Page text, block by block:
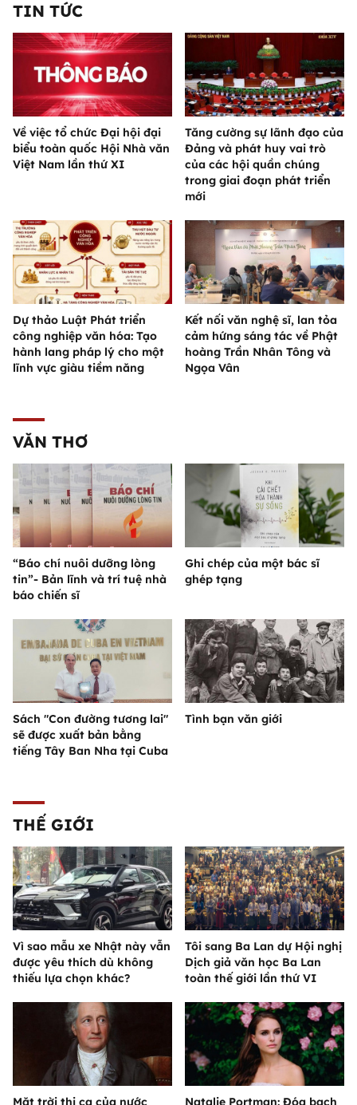
TIN TỨC
Về việc tổ chức Đại hội đại
biểu toàn quốc Hội Nhà văn
Việt Nam lần thứ XI
Tăng cường sự lãnh đạo của
Đảng và phát huy vai trò
của các hội quần chúng
trong giai đoạn phát triển
mới
Dự thảo Luật Phát triển
công nghiệp văn hóa: Tạo
hành lang pháp lý cho một
lĩnh vực giàu tiềm năng
Kết nối văn nghệ sĩ, lan tỏa
cảm hứng sáng tác về Phật
hoàng Trần Nhân Tông và
Ngọa Vân
VĂN THƠ
“Báo chí nuôi dưỡng lòng
tin”- Bản lĩnh và trí tuệ nhà
báo chiến sĩ
Ghi chép của một bác sĩ
ghép tạng
Sách "Con đường tương lai"
sẽ được xuất bản bằng
tiếng Tây Ban Nha tại Cuba
Tình bạn văn giới
THẾ GIỚI
Vì sao mẫu xe Nhật này vẫn
được yêu thích dù không
thiếu lựa chọn khác?
Tôi sang Ba Lan dự Hội nghị
Dịch giả văn học Ba Lan
toàn thế giới lần thứ VI
Mặt trời thi ca của nước Natalie Portman: Đóa bạch